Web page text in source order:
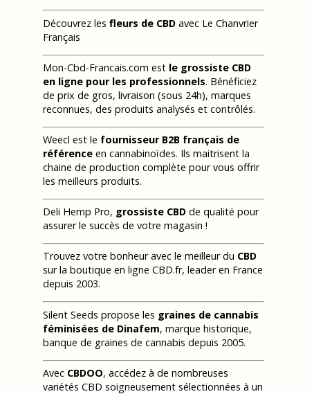
Découvrez les fleurs de CBD avec Le Chanvrier
Français
Mon-Cbd-Francais.com est le grossiste CBD
en ligne pour les professionnels. Bénéficiez
de prix de gros, livraison (sous 24h), marques
reconnues, des produits analysés et contrôlés.
Weecl est le fournisseur B2B français de
référence en cannabinoïdes. Ils maitrisent la
chaine de production complète pour vous offrir
les meilleurs produits.
Deli Hemp Pro, grossiste CBD de qualité pour
assurer le succès de votre magasin !
Trouvez votre bonheur avec le meilleur du CBD
sur la boutique en ligne CBD.fr, leader en France
depuis 2003.
Silent Seeds propose les graines de cannabis
féminisées de Dinafem, marque historique,
banque de graines de cannabis depuis 2005.
Avec CBDOO, accédez à de nombreuses
variétés CBD soigneusement sélectionnées à un